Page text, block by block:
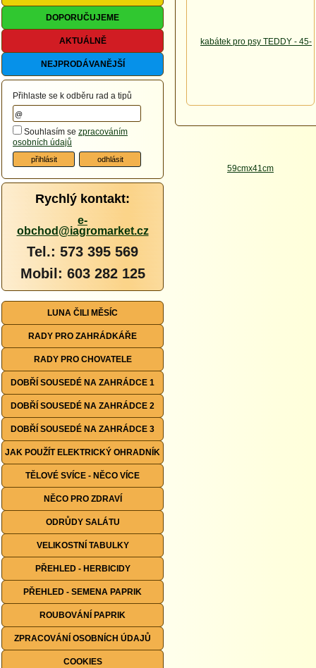
DOPORUČUJEME
AKTUÁLNĚ
NEJPRODÁVANĚJŠÍ
Přihlaste se k odběru rad a tipů
Souhlasím se zpracováním
osobních údajů
Rychlý kontakt:
e-
obchod@iagromarket.cz
Tel.: 573 395 569
Mobil: 603 282 125
LUNA ČILI MĚSÍC
RADY PRO ZAHRÁDKÁŘE
RADY PRO CHOVATELE
DOBŘÍ SOUSEDÉ NA ZAHRÁDCE 1
DOBŘÍ SOUSEDÉ NA ZAHRÁDCE 2
DOBŘÍ SOUSEDÉ NA ZAHRÁDCE 3
JAK POUŽÍT ELEKTRICKÝ OHRADNÍK
TĚLOVÉ SVÍCE - NĚCO VÍCE
NĚCO PRO ZDRAVÍ
ODRŮDY SALÁTU
VELIKOSTNÍ TABULKY
PŘEHLED - HERBICIDY
PŘEHLED - SEMENA PAPRIK
ROUBOVÁNÍ PAPRIK
ZPRACOVÁNÍ OSOBNÍCH ÚDAJŮ
COOKIES